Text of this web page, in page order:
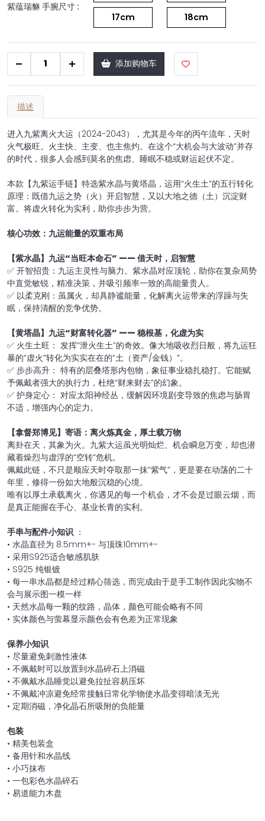
紫蕴瑞貅 手腕尺寸 :
17cm 18cm
+ 添加购物车
描述
进入九紫离火大运（2024-2043），尤其是今年的丙午流年，天时
火气极旺。火主快、主变、也主焦灼。在这个“大机会与大波动”并存
的时代，很多人会感到莫名的焦虑、睡眠不稳或财运起伏不定。
本款【九紫运手链】特选紫水晶与黄塔晶，运用“火生土”的五行转化
原理：既借九运之势（火）开启智慧，又以大地之德（土）沉淀财
富。将虚火转化为实利，助你步步为营。
核心功效：九运能量的双重布局
【紫水晶】九运“当旺本命石” —— 借天时，启智慧
✅ 开智招贵：九运主灵性与脑力。紫水晶对应顶轮，助你在复杂局势
中直觉敏锐，精准决策，并吸引频率一致的高能量贵人。
✅ 以柔克刚：虽属火，却具静谧能量，化解离火运带来的浮躁与失
眠，保持清醒的竞争优势。
【黄塔晶】九运“财富转化器” —— 稳根基，化虚为实
✅ 火生土旺： 发挥“泄火生土”的奇效。像大地吸收烈日般，将九运狂
暴的“虚火”转化为实实在在的“土（资产/金钱）”。
✅ 步步高升： 特有的层叠塔形内包物，象征事业稳扎稳打。它能赋
予佩戴者强大的执行力，杜绝“财来财去”的幻象。
✅ 护身定心： 对应太阳神经丛，缓解因环境剧变导致的焦虑与肠胃
不适，增强内心的定力。
【拿督郑博见】寄语：离火炼真金，厚土载万物
离卦在天，其象为火。九紫大运虽光明灿烂、机会瞬息万变，却也潜
藏着燥烈与虚浮的“空转”危机。
佩戴此链，不只是顺应天时夺取那一抹“紫气”，更是要在动荡的二十
年里，修得一份如大地般沉稳的心境。
唯有以厚土承载离火，你遇见的每一个机会，才不会是过眼云烟，而
是真正能握在手心、基业长青的实利。
手串与配件小知识 ：
• 水晶直径为 8.5mm+- 与顶珠10mm+-
• 采用S925适合敏感肌肤
• S925 纯银镀
• 每一串水晶都是经过精心筛选，而完成由于是手工制作因此实物不
会与展示图一模一样
• 天然水晶每一颗的纹路，晶体，颜色可能会略有不同
• 实体颜色与萤幕显示颜色会有色差为正常现象
保养小知识
• 尽量避免刺激性液体
• 不佩戴时可以放置到水晶碎石上消磁
• 不佩戴水晶睡觉以避免拉扯容易压坏
• 不佩戴冲凉避免经常接触日常化学物使水晶变得暗淡无光
• 定期消磁，净化晶石所吸附的负能量
包装
• 精美包装盒
• 备用针和水晶线
• 小巧抹布
• 一包彩色水晶碎石
• 易道能力木盘